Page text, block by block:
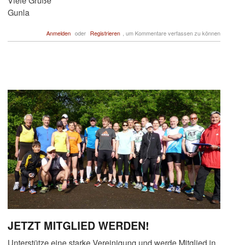
Gunla
Anmelden oder Registrieren , um Kommentare verfassen zu können
JETZT MITGLIED WERDEN!